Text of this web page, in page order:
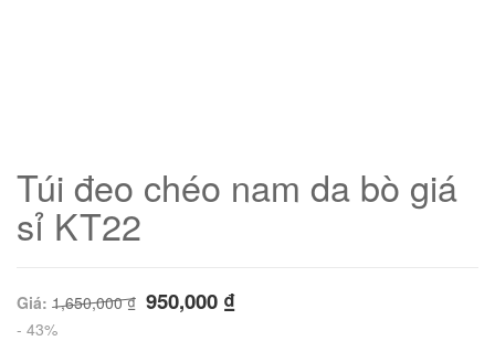
Túi đeo chéo nam da bò giá
sỉ KT22
Giá: 1,650,000₫ 950,000 ₫
- 43%